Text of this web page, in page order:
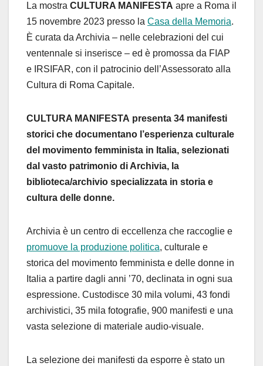
La mostra CULTURA MANIFESTA apre a Roma il
15 novembre 2023 presso la Casa della Memoria.
È curata da Archivia – nelle celebrazioni del cui
ventennale si inserisce – ed è promossa da FIAP
e IRSIFAR, con il patrocinio dell’Assessorato alla
Cultura di Roma Capitale.
CULTURA MANIFESTA presenta 34 manifesti
storici che documentano l’esperienza culturale
del movimento femminista in Italia, selezionati
dal vasto patrimonio di Archivia, la
biblioteca/archivio specializzata in storia e
cultura delle donne.
Archivia è un centro di eccellenza che raccoglie e
promuove la produzione politica, culturale e
storica del movimento femminista e delle donne in
Italia a partire dagli anni ’70, declinata in ogni sua
espressione. Custodisce 30 mila volumi, 43 fondi
archivistici, 35 mila fotografie, 900 manifesti e una
vasta selezione di materiale audio-visuale.
La selezione dei manifesti da esporre è stato un